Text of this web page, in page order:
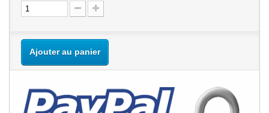
Ajouter au panier